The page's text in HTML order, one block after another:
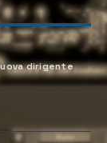
dirigente